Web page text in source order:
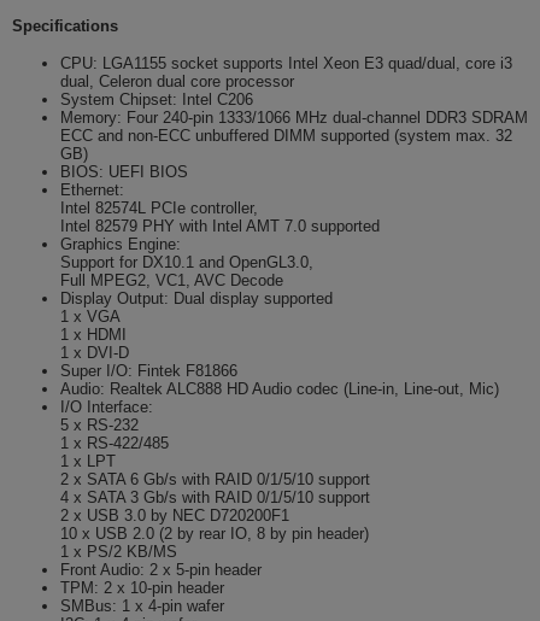
Specifications
CPU: LGA1155 socket supports Intel Xeon E3 quad/dual, core i3
dual, Celeron dual core processor
System Chipset: Intel C206
Memory: Four 240-pin 1333/1066 MHz dual-channel DDR3 SDRAM
ECC and non-ECC unbuffered DIMM supported (system max. 32
GB)
BIOS: UEFI BIOS
Ethernet:
Intel 82574L PCIe controller,
Intel 82579 PHY with Intel AMT 7.0 supported
Graphics Engine:
Support for DX10.1 and OpenGL3.0,
Full MPEG2, VC1, AVC Decode
Display Output: Dual display supported
1 x VGA
1 x HDMI
1 x DVI-D
Super I/O: Fintek F81866
Audio: Realtek ALC888 HD Audio codec (Line-in, Line-out, Mic)
I/O Interface:
5 x RS-232
1 x RS-422/485
1 x LPT
2 x SATA 6 Gb/s with RAID 0/1/5/10 support
4 x SATA 3 Gb/s with RAID 0/1/5/10 support
2 x USB 3.0 by NEC D720200F1
10 x USB 2.0 (2 by rear IO, 8 by pin header)
1 x PS/2 KB/MS
Front Audio: 2 x 5-pin header
TPM: 2 x 10-pin header
SMBus: 1 x 4-pin wafer